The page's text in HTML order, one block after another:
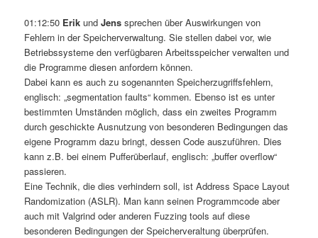
01:12:50 Erik undJens sprechen über Auswirkungen von
Fehlern in der Speicherverwaltung. Sie stellen dabei vor, wie
Betriebssysteme den verfügbaren Arbeitsspeicher verwalten und
die Programme diesen anfordern können.
Dabei kann es auch zu sogenannten Speicherzugriffsfehlern,
englisch: „segmentation faults“ kommen. Ebenso ist es unter
bestimmten Umständen möglich, dass ein zweites Programm
durch geschickte Ausnutzung von besonderen Bedingungen das
eigene Programm dazu bringt, dessen Code auszuführen. Dies
kann z.B. bei einem Pufferüberlauf, englisch: „buffer overflow“
passieren.
Eine Technik, die dies verhindern soll, ist Address Space Layout
Randomization (ASLR). Man kann seinen Programmcode aber
auch mit Valgrind oder anderen Fuzzing tools auf diese
besonderen Bedingungen der Speicherveraltung überprüfen.